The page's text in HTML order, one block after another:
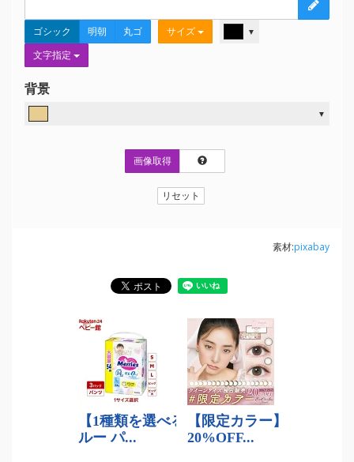
ゴシック 明朝 丸ゴ サイズ ▼
文字指定
背景
▼
画像取得
リセット
素材:pixabay